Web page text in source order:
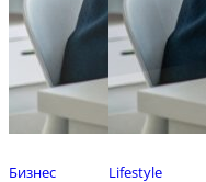
Бизнес Lifestyle